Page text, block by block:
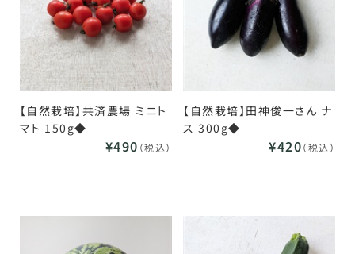
【自然栽培】共済農場 ミニト
マト 150g◆
¥490 （税込）
【自然栽培】田神俊一さん ナ
ス 300g◆
¥420（税込）